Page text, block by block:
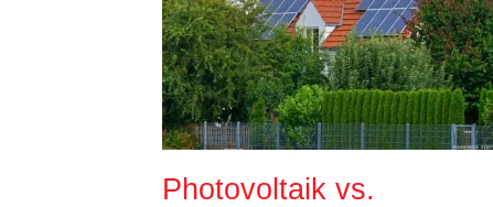
Photovoltaik vs.